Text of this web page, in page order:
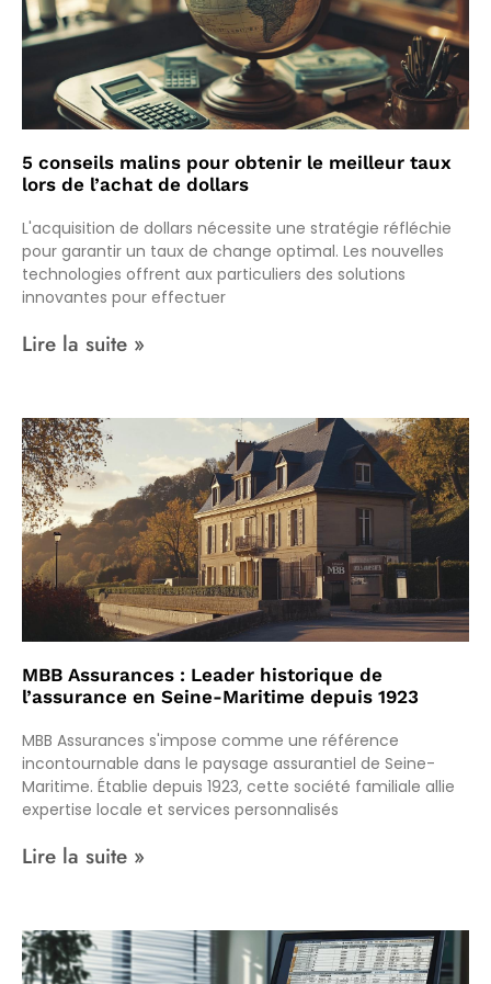
5 conseils malins pour obtenir le meilleur taux
lors de l’achat de dollars
L'acquisition de dollars nécessite une stratégie réfléchie
pour garantir un taux de change optimal. Les nouvelles
technologies offrent aux particuliers des solutions
innovantes pour effectuer
Lire la suite »
MBB Assurances : Leader historique de
l’assurance en Seine-Maritime depuis 1923
MBB Assurances s'impose comme une référence
incontournable dans le paysage assurantiel de Seine-
Maritime. Établie depuis 1923, cette société familiale allie
expertise locale et services personnalisés
Lire la suite »